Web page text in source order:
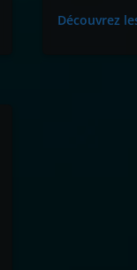
Découvrez